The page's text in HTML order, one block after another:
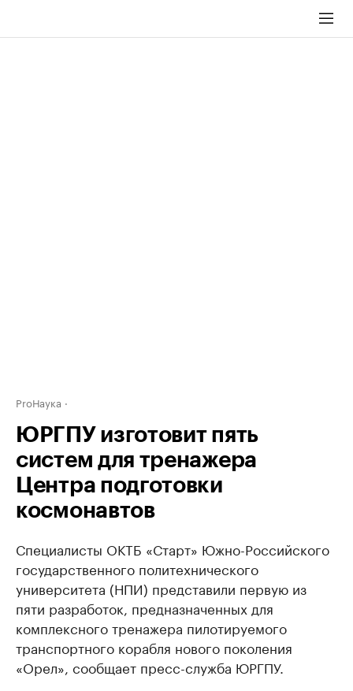
ProНаука
ЮРГПУ изготовит пять
систем для тренажера
Центра подготовки
космонавтов
Специалисты ОКТБ «Старт» Южно-Российского
государственного политехнического
университета (НПИ) представили первую из
пяти разработок, предназначенных для
комплексного тренажера пилотируемого
транспортного корабля нового поколения
«Орел», сообщает пресс-служба ЮРГПУ.